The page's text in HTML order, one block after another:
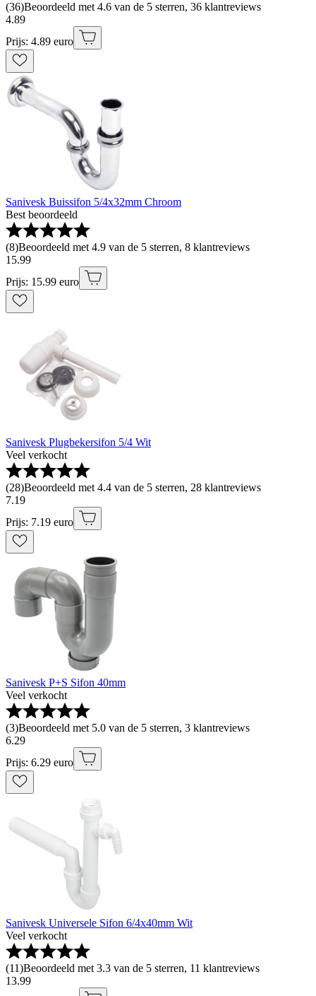
(36)Beoordeeld met 4.6 van de 5 sterren, 36 klantreviews
4.89
Prijs: 4.89 euro
Sanivesk Buissifon 5/4x32mm Chroom
Best beoordeeld
(8)Beoordeeld met 4.9 van de 5 sterren, 8 klantreviews
15.99
Prijs: 15.99 euro
Sanivesk Plugbekersifon 5/4 Wit
Veel verkocht
(28)Beoordeeld met 4.4 van de 5 sterren, 28 klantreviews
7.19
Prijs: 7.19 euro
Sanivesk P+S Sifon 40mm
Veel verkocht
(3)Beoordeeld met 5.0 van de 5 sterren, 3 klantreviews
6.29
Prijs: 6.29 euro
Sanivesk Universele Sifon 6/4x40mm Wit
Veel verkocht
(11)Beoordeeld met 3.3 van de 5 sterren, 11 klantreviews
13.99